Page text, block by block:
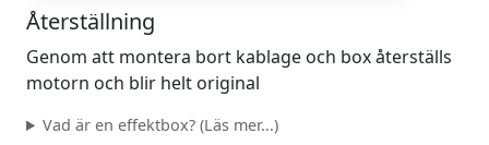
Återställning
Genom att montera bort kablage och box återställs
motorn och blir helt original
Vad är en effektbox? (Läs mer...)